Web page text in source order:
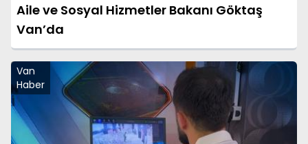
Aile ve Sosyal Hizmetler Bakanı Göktaş
Van’da
Van
Haber